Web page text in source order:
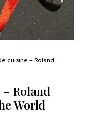
cuisine – Roland
Roland
World